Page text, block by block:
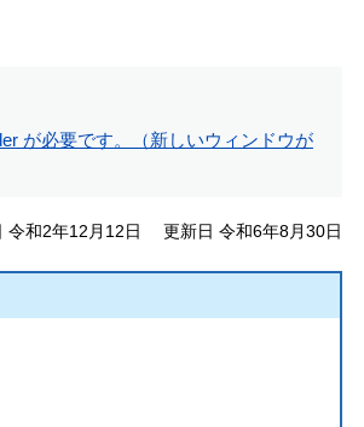
が必要です。（新しいウィンドウが
令和2年12月12日 更新日 令和6年8月30日